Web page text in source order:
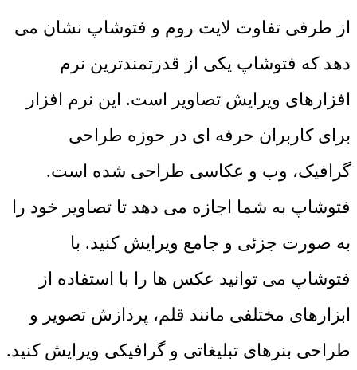
از طرفی تفاوت لایت روم و فتوشاپ نشان می
دهد که فتوشاپ یکی از قدرتمندترین نرم
افزارهای ویرایش تصاویر است. این نرم افزار
برای کاربران حرفه ای در حوزه طراحی
گرافیک، وب و عکاسی طراحی شده است.
فتوشاپ به شما اجازه می دهد تا تصاویر خود را
به صورت جزئی و جامع ویرایش کنید. با
فتوشاپ می توانید عکس ها را با استفاده از
ابزارهای مختلفی مانند قلم، پردازش تصویر و
طراحی بنرهای تبلیغاتی و گرافیکی ویرایش کنید.